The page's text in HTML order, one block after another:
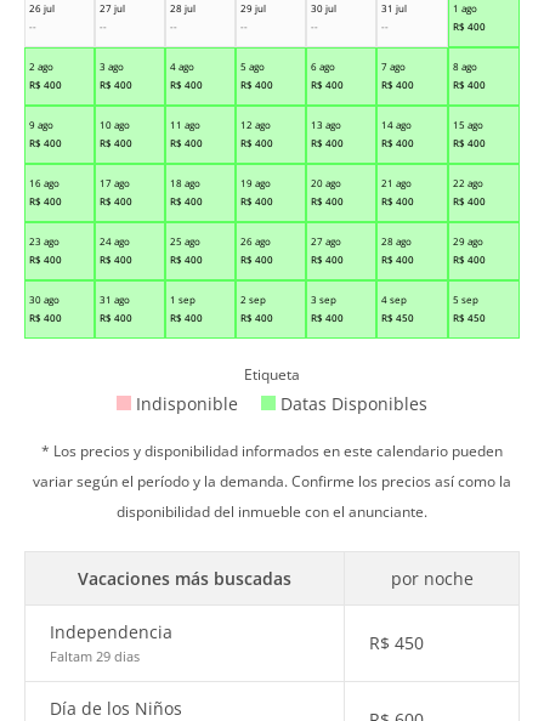
26 jul
--
27 jul
--
28 jul
--
29 jul
--
30 jul
--
31 jul
--
1 ago
R$ 400
2 ago
R$ 400
3 ago
R$ 400
4 ago
R$ 400
5 ago
R$ 400
6 ago
R$ 400
7 ago
R$ 400
8 ago
R$ 400
9 ago
R$ 400
10 ago
R$ 400
11 ago
R$ 400
12 ago
R$ 400
13 ago
R$ 400
14 ago
R$ 400
15 ago
R$ 400
16 ago
R$ 400
17 ago
R$ 400
18 ago
R$ 400
19 ago
R$ 400
20 ago
R$ 400
21 ago
R$ 400
22 ago
R$ 400
23 ago
R$ 400
24 ago
R$ 400
25 ago
R$ 400
26 ago
R$ 400
27 ago
R$ 400
28 ago
R$ 400
29 ago
R$ 400
30 ago
R$ 400
31 ago
R$ 400
1 sep
R$ 400
2 sep
R$ 400
3 sep
R$ 400
4 sep
R$ 450
5 sep
R$ 450
Etiqueta
Indisponible Datas Disponibles
* Los precios y disponibilidad informados en este calendario pueden
variar según el período y la demanda. Confirme los precios así como la
disponibilidad del inmueble con el anunciante.
Vacaciones más buscadas por noche
Independencia
Faltam 29 dias
R$ 450
Día de los Niños